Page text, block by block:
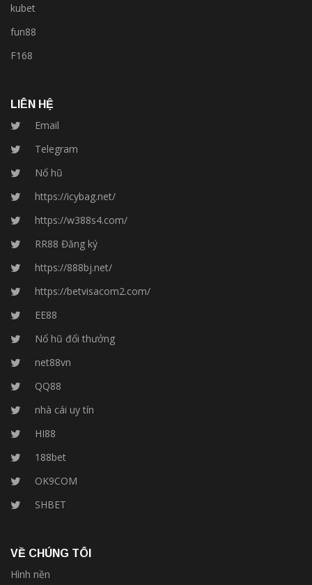
kubet
fun88
F168
LIÊN HỆ
Email
Telegram
Nổ hũ
https://icybag.net/
https://w388s4.com/
RR88 Đăng ký
https://888bj.net/
https://betvisacom2.com/
EE88
Nổ hũ đổi thưởng
net88vn
QQ88
nhà cái uy tín
HI88
188bet
OK9COM
SHBET
VỀ CHÚNG TÔI
Hình nền